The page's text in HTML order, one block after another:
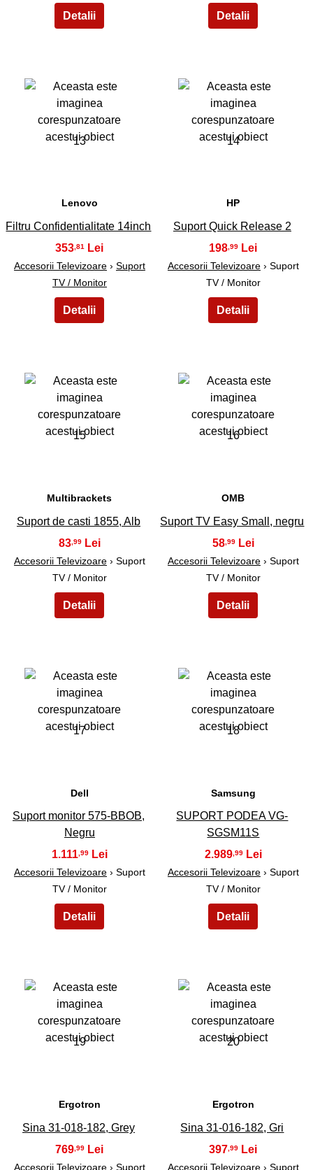
13
Lenovo
Filtru Confidentialitate 14inch
353 ,81
Accesorii Televizoare› Suport
TV / Monitor
14
HP
Suport Quick Release 2
198 ,99
Accesorii Televizoare› Suport
TV / Monitor
15
Multibrackets
Suport de casti 1855, Alb
83 ,99
Accesorii Televizoare› Suport
TV / Monitor
16
OMB
Suport TV Easy Small, negru
58 ,99
Accesorii Televizoare› Suport
TV / Monitor
17
Dell
Suport monitor 575-BBOB,
Negru
1.111 ,99
Accesorii Televizoare› Suport
TV / Monitor
18
Samsung
SUPORT PODEA VG-
SGSM11S
2.989,99
Accesorii Televizoare› Suport
TV / Monitor
19
Ergotron
Sina 31-018-182, Grey
769 ,99
Accesorii Televizoare› Suport
20
Ergotron
Sina 31-016-182, Gri
397 ,99
Accesorii Televizoare› Suport